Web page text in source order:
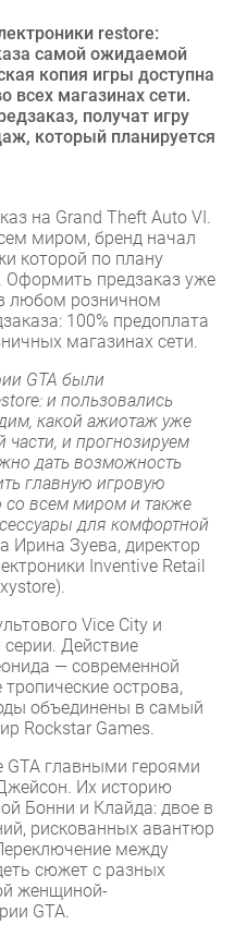
restore:
самой ожидаемой
копия игры доступна
всех магазинах сети.
получат игру
который планируется
на Grand Theft Auto VI.
миром, бренд начал
которой по плану
Оформить предзаказ уже
любом розничном
100% предоплата
магазинах сети.
GTA были
и пользовались
какой ажиотаж уже
и прогнозируем
дать возможность
главную игровую
со всем миром и также
для комфортной
Ирина Зуева, директор
Inventive Retail
Vice City и
Действие
— современной
острова,
объединены в самый
Rockstar Games.
GTA главными героями
Их историю
Бонни и Клайда: двое в
рискованных авантюр
между
сюжет с разных
женщиной-
GTA.